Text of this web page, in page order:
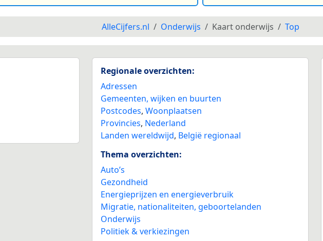
AlleCijfers.nl Onderwijs Kaart onderwijs Top
Regionale overzichten:
Adressen
Gemeenten, wijken en buurten
Postcodes,Woonplaatsen
Provincies, Nederland
Landen wereldwijd, België regionaal
Thema overzichten:
Auto’s
Gezondheid
Energieprijzen en energieverbruik
Migratie, nationaliteiten, geboortelanden
Onderwijs
Politiek & verkiezingen